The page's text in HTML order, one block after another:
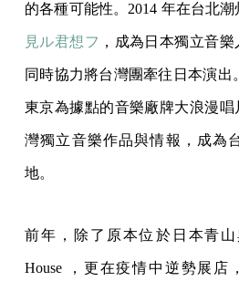
的各種可能性。2014 年在台北潮
見ル君想フ ，成為日本獨立音
同時協力將台灣團牽往日本演出
東京為據點的音樂廠牌大浪漫
灣獨立音樂作品與情報，成為
地。
前年，除了原本位於日本青
House ，更在疫情中逆勢展店